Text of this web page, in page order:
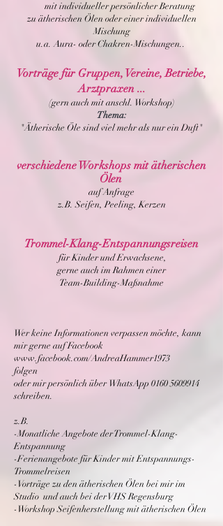
mit individueller persönlicher Beratung
zu ätherischen Ölen oder einer individuellen
Mischung
u.a. Aura- oder Chakren-Mischungen..
Vorträge für Gruppen, Vereine, Betriebe,
Arztpraxen ...
(gern auch mit anschl. Workshop)
Thema:
"Ätherische Öle sind viel mehr als nur ein Duft"
verschiedene Workshops mit ätherischen
Ölen
auf Anfrage
z.B. Seifen, Peeling, Kerzen
Trommel-Klang-Entspannungsreisen
für Kinder und Erwachsene,
gerne auch im Rahmen einer
Team-Building-Maßnahme
Wer keine Informationen verpassen möchte, kann
mir gerne auf Facebook
www.facebook.com/AndreaHammer1973
folgen
oder mir persönlich über WhatsApp 0160 5609914
schreiben.
z.B.
-Monatliche Angebote der Trommel-Klang-
Entspannung
-Ferienangebote für Kinder mit Entspannungs-
Trommelreisen
-Vorträge zu den ätherischen Ölen bei mir im
Studio und auch bei der VHS Regensburg
-Workshop Seifenherstellung mit ätherischen Ölen